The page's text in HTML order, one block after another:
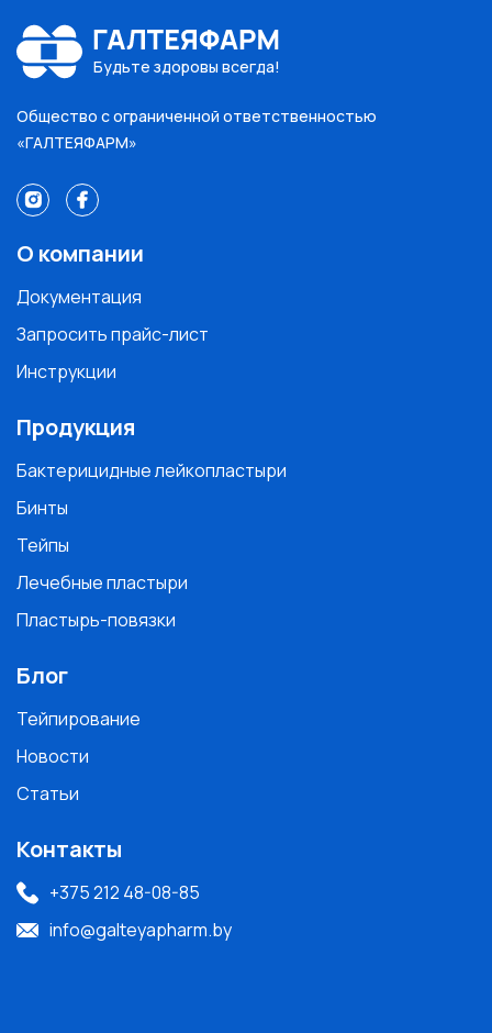
Будьте здоровы всегда!
Общество с ограниченной ответственностью
«ГАЛТЕЯФАРМ»
О компании
Документация
Запросить прайс-лист
Инструкции
Продукция
Бактерицидные лейкопластыри
Бинты
Тейпы
Лечебные пластыри
Пластырь-повязки
Блог
Тейпирование
Новости
Статьи
Контакты
+375 212 48-08-85
info@galteyapharm.by